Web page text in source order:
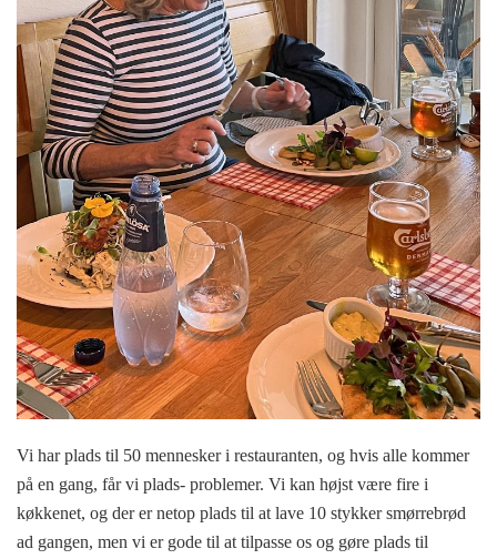
Vi har plads til 50 mennesker i restauranten, og hvis alle kommer
på en gang, får vi plads- problemer. Vi kan højst være fire i
køkkenet, og der er netop plads til at lave 10 stykker smørrebrød
ad gangen, men vi er gode til at tilpasse os og gøre plads til